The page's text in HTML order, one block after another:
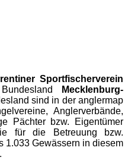
Sportfischerverein
Mecklenburg-
sind in der anglermap
Anglerverbände,
Pächter bzw. Eigentümer
für die Betreuung bzw.
1.033 Gewässern in diesem